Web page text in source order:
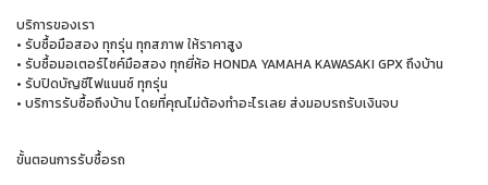
บริการของเรา
• รับซื้อมือสอง ทุกรุ่น ทุกสภาพ ให้ราคาสูง
• รับซื้อมอเตอร์ไซค์มือสอง ทุกยี่ห้อ HONDA YAMAHA KAWASAKI GPX ถึงบ้าน
• รับปิดบัญชีไฟแนนซ์ ทุกรุ่น
• บริการรับซื้อถึงบ้าน โดยที่คุณไม่ต้องทำอะไรเลย ส่งมอบรถรับเงินจบ
ขั้นตอนการรับซื้อรถ